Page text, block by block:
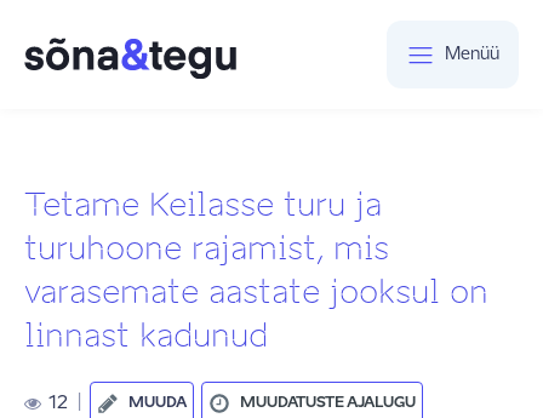
Menüü
Tetame Keilasse turu ja
turuhoone rajamist, mis
varasemate aastate jooksul on
linnast kadunud
12 MUUDA MUUDATUSTE AJALUGU